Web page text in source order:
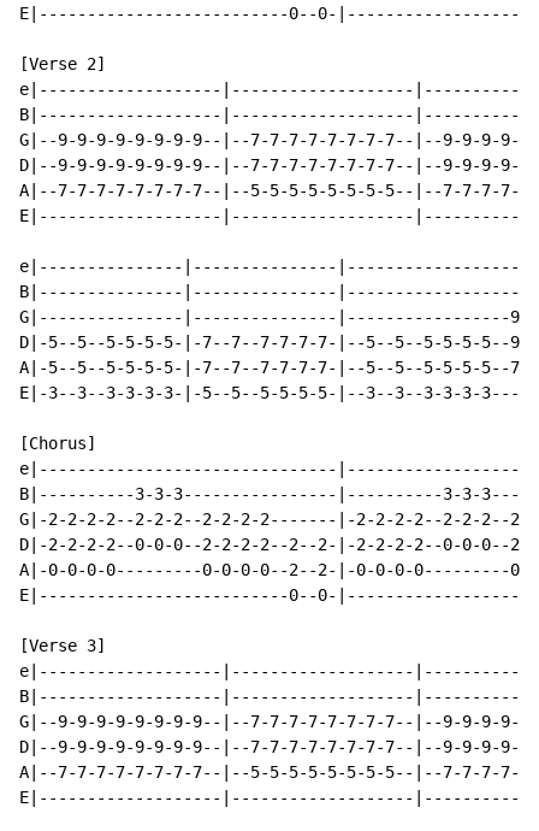
E|--------------------------0--0-
[Verse 2]
e|-------------------|-------------------
B|-------------------|-------------------
G|--9-9-9-9-9-9-9-9--|--7-7-7-7-7-7-7-7--|--9-9-9-9-
D|--9-9-9-9-9-9-9-9--|--7-7-7-7-7-7-7-7--|--9-9-9-9-
A|--7-7-7-7-7-7-7-7--|--5-5-5-5-5-5-5-5--|--7-7-7-7-
E|-------------------|-------------------
e|---------------|---------------
B|---------------|---------------
G|---------------|---------------|-----------------9-9-
D|-5--5--5-5-5-5-|-7--7--7-7-7-7-|--5--5--5-5-5-5--9-
A|-5--5--5-5-5-5-|-7--7--7-7-7-7-|--5--5--5-5-5-5--7-
E|-3--3--3-3-3-3-|-5--5--5-5-5-5-|--3--3--3-3-3-
[Chorus]
e|-------------------------------
B|----------3-3-3----------------|----------3-3-
G|-2-2-2-2--2-2-2--2-2-2-2-------|-2-2-2-2--2-2-2--
D|-2-2-2-2--0-0-0--2-2-2-2--2--2-|-2-2-2-2--0-0-0--2-
A|-0-0-0-0---------0-0-0-0--2--2-|-0-0-0-0---------0-
E|--------------------------0--0-
[Verse 3]
e|-------------------|-------------------
B|-------------------|-------------------
G|--9-9-9-9-9-9-9-9--|--7-7-7-7-7-7-7-7--|--9-9-9-9-
D|--9-9-9-9-9-9-9-9--|--7-7-7-7-7-7-7-7--|--9-9-9-9-
A|--7-7-7-7-7-7-7-7--|--5-5-5-5-5-5-5-5--|--7-7-7-7-
E|-------------------|-------------------